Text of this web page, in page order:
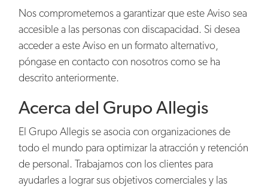
Nos comprometemos a garantizar que este Aviso sea
accesible a las personas con discapacidad. Si desea
acceder a este Aviso en un formato alternativo,
póngase en contacto con nosotros como se ha
descrito anteriormente.
Acerca del Grupo Allegis
El Grupo Allegis se asocia con organizaciones de
todo el mundo para optimizar la atracción y retención
de personal. Trabajamos con los clientes para
ayudarles a lograr sus objetivos comerciales y las